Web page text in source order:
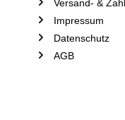
Versand- &
Impressum
Datenschutz
AGB